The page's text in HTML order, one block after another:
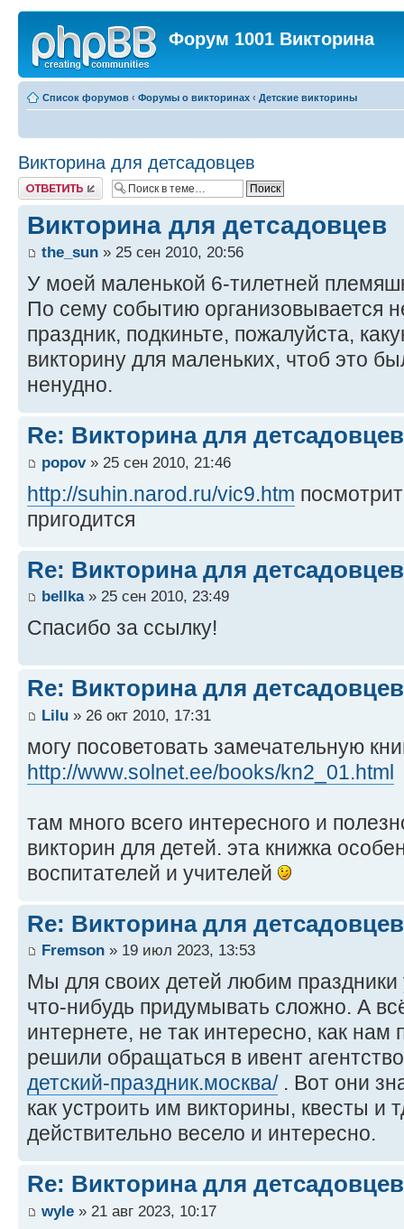
Форум 1001 Викторина
Список форумов ‹ Форумы о викторинах ‹ Детские викторины
Викторина для детсадовцев
Ответить
Викторина для детсадовцев
the_sun » 25 сен 2010, 20:56
У моей маленькой 6-тилетней
По сему событию организовывается
праздник, подкиньте, пожалуйста,
викторину для маленьких, чтоб это
ненудно.
Re: Викторина для детсадовцев
popov» 25 сен 2010, 21:46
http://suhin.narod.ru/vic9.htm
пригодится
Re: Викторина для детсадовцев
bellka» 25 сен 2010, 23:49
Спасибо за ссылку!
Re: Викторина для детсадовцев
Lilu » 26 окт 2010, 17:31
могу посоветовать замечательную
http://www.solnet.ee/books/kn2_01.html
там много всего интересного и
викторин для детей. эта книжка
воспитателей и учителей
Re: Викторина для детсадовцев
Fremson » 19 июл 2023, 13:53
Мы для своих детей любим
что-нибудь придумывать сложно. А
интернете, не так интересно, как нам
решили обращаться в ивент
детский-праздник.москва/. Вот они
как устроить им викторины, квесты и
действительно весело и интересно.
Re: Викторина для детсадовцев
wyle » 21 авг 2023, 10:17